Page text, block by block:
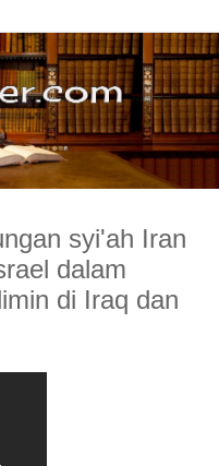
syi'ah Iran
dalam
di Iraq dan